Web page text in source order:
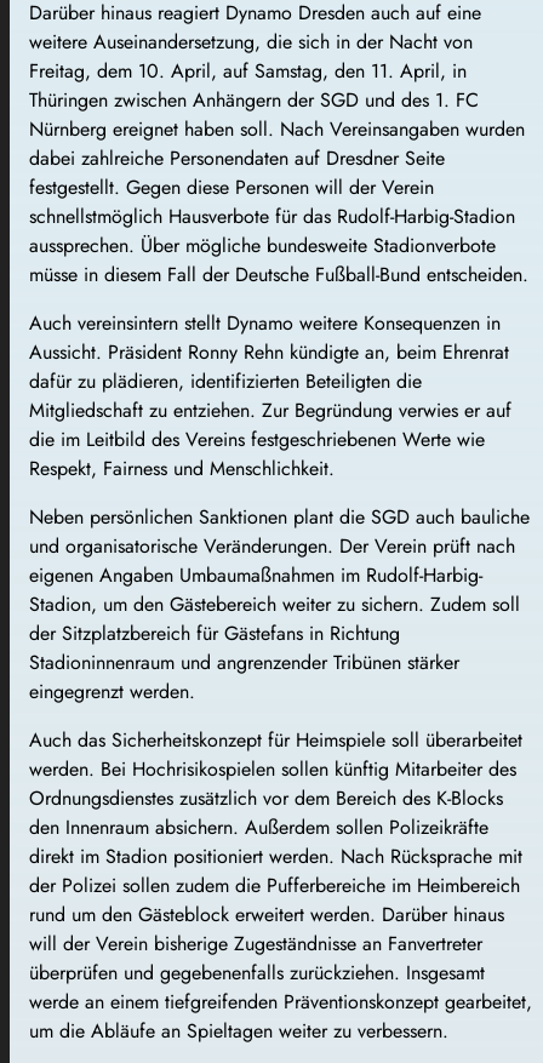
Darüber hinaus reagiert Dynamo Dresden auch auf eine
weitere Auseinandersetzung, die sich in der Nacht von
Freitag, dem 10. April, auf Samstag, den 11. April, in
Thüringen zwischen Anhängern der SGD und des 1. FC
Nürnberg ereignet haben soll. Nach Vereinsangaben wurden
dabei zahlreiche Personendaten auf Dresdner Seite
festgestellt. Gegen diese Personen will der Verein
schnellstmöglich Hausverbote für das Rudolf-Harbig-Stadion
aussprechen. Über mögliche bundesweite Stadionverbote
müsse in diesem Fall der Deutsche Fußball-Bund entscheiden.
Auch vereinsintern stellt Dynamo weitere Konsequenzen in
Aussicht. Präsident Ronny Rehn kündigte an, beim Ehrenrat
dafür zu plädieren, identifizierten Beteiligten die
Mitgliedschaft zu entziehen. Zur Begründung verwies er auf
die im Leitbild des Vereins festgeschriebenen Werte wie
Respekt, Fairness und Menschlichkeit.
Neben persönlichen Sanktionen plant die SGD auch bauliche
und organisatorische Veränderungen. Der Verein prüft nach
eigenen Angaben Umbaumaßnahmen im Rudolf-Harbig-
Stadion, um den Gästebereich weiter zu sichern. Zudem soll
der Sitzplatzbereich für Gästefans in Richtung
Stadioninnenraum und angrenzender Tribünen stärker
eingegrenzt werden.
Auch das Sicherheitskonzept für Heimspiele soll überarbeitet
werden. Bei Hochrisikospielen sollen künftig Mitarbeiter des
Ordnungsdienstes zusätzlich vor dem Bereich des K-Blocks
den Innenraum absichern. Außerdem sollen Polizeikräfte
direkt im Stadion positioniert werden. Nach Rücksprache mit
der Polizei sollen zudem die Pufferbereiche im Heimbereich
rund um den Gästeblock erweitert werden. Darüber hinaus
will der Verein bisherige Zugeständnisse an Fanvertreter
überprüfen und gegebenenfalls zurückziehen. Insgesamt
werde an einem tiefgreifenden Präventionskonzept gearbeitet,
um die Abläufe an Spieltagen weiter zu verbessern.